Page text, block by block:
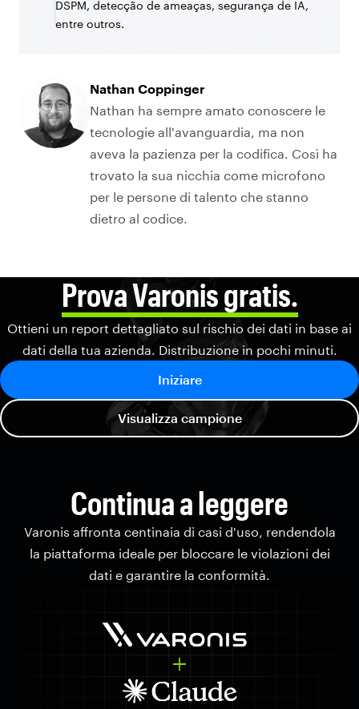
DSPM, detecção de ameaças, segurança de IA,
entre outros.
Nathan Coppinger
Nathan ha sempre amato conoscere le
tecnologie all'avanguardia, ma non
aveva la pazienza per la codifica. Così ha
trovato la sua nicchia come microfono
per le persone di talento che stanno
dietro al codice.
Prova Varonis gratis.
Ottieni un report dettagliato sul rischio dei dati in base ai
dati della tua azienda. Distribuzione in pochi minuti.
Iniziare
Visualizza campione
Continua a leggere
Varonis affronta centinaia di casi d'uso, rendendola
la piattaforma ideale per bloccare le violazioni dei
dati e garantire la conformità.